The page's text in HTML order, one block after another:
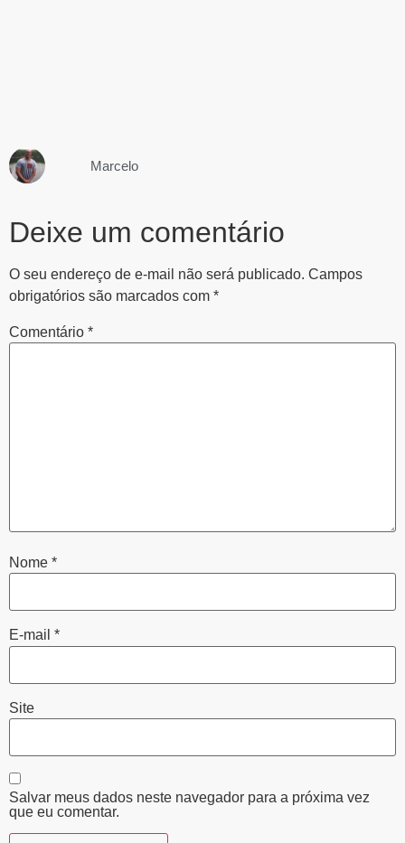
Marcelo
Deixe um comentário
O seu endereço de e-mail não será publicado. Campos
obrigatórios são marcados com *
Comentário *
Nome *
E-mail *
Site
Salvar meus dados neste navegador para a próxima vez
que eu comentar.